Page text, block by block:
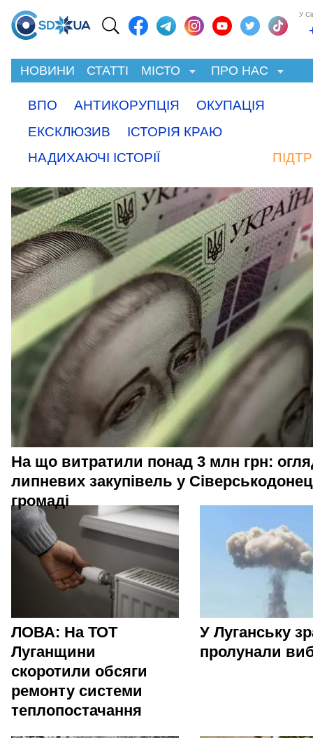
У
НОВИНИ СТАТТІ МІСТО ПРО НАС
ВПО АНТИКОРУПЦІЯ
ОКУПАЦІЯ
ЕКСКЛЮЗИВ
ІСТОРІЯ КРАЮ
НАДИХАЮЧІ ІСТОРІЇ
На що витратили понад 3 млн грн:
липневих закупівель у
громаді
ЛОВА: На ТОТ
Луганщини
скоротили обсяги
ремонту системи
теплопостачання
У Луганську
пролунали